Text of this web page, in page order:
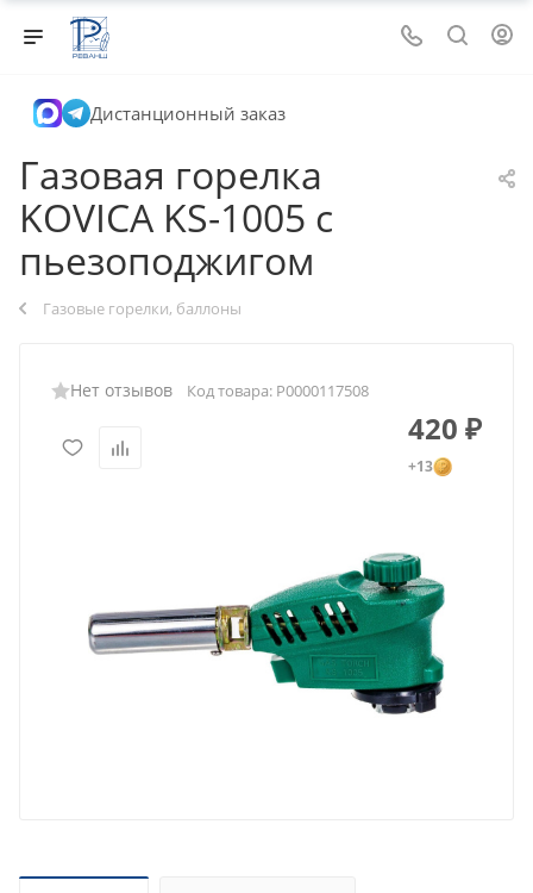
Дистанционный заказ
Газовая горелка
KOVICA KS-1005 с
пьезоподжигом
Газовые горелки, баллоны
Нет отзывов Код товара: Р0000117508
420 ₽
+13